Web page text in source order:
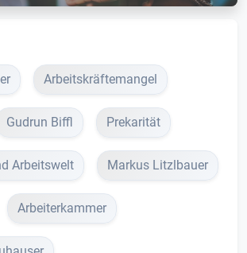
Arbeitskräftemangel
Gudrun Biffl Prekarität
Arbeitswelt Markus Litzlbauer
Arbeiterkammer